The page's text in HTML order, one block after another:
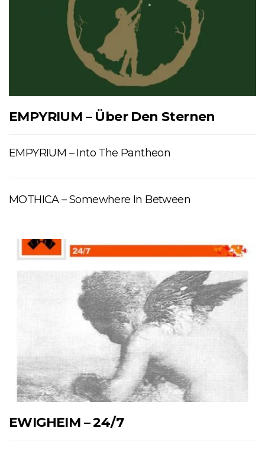
EMPYRIUM – Über Den Sternen
EMPYRIUM – Into The Pantheon
MOTHICA – Somewhere In Between
EWIGHEIM – 24/7